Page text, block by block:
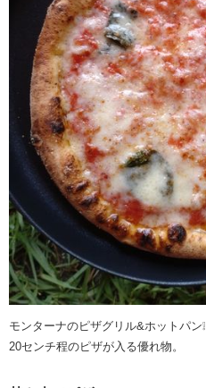
モンターナのピザグリル&ホットパン❕
20センチ程のピザが入る優れ物。